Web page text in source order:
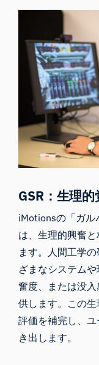
GSR：生理
iMotionsの「ガル
は、生理的興奮
ます。人間工学
ざまなシステム
奮度、または没
供します。この
評価を補完し、
き出します。